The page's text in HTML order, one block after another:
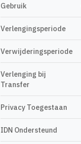
Gebruik
Verlengingsperiode
Verwijderingsperiode
Verlenging bij
Transfer
Privacy Toegestaan
IDN Ondersteund